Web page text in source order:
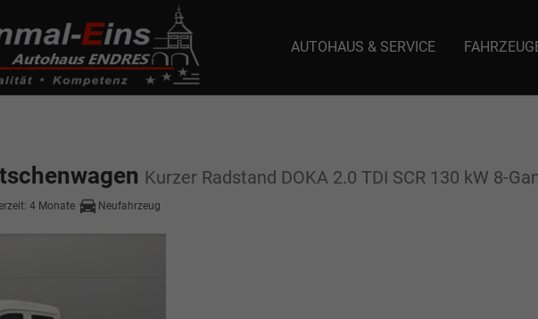
to address or value: selector1-aee-de0k._domainkey.autoeinmaleins.onmicrosoft.com Host
AUTOHAUS & SERVICE
Kurzer Radstand DOKA 2.0 TDI SCR 130 kW 8-
4 Monate Neufahrzeug